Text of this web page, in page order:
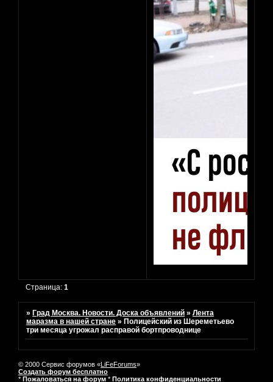
Страница:1
»Град Москва. Новости. Доска объявлений »Лента
маразма в нашей стране »Полицейский из Шереметьево
три месяца угрожал расправой бортпроводнице
© 2000 Сервис форумов «LiFeForums»
Создать форум бесплатно
* Пожаловаться на форум * Политика конфиденциальности